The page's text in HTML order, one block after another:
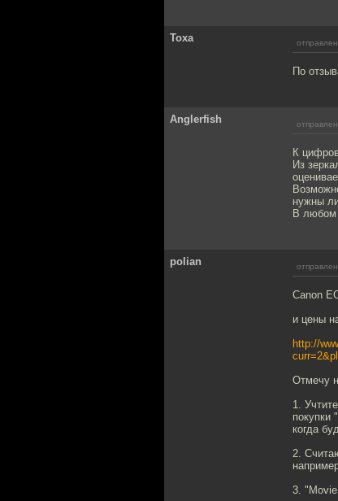
Toxa
По
Anglerfish
К
Из
нужны
В любом
polian
Canon
и цены
http://
Отмечу
1.
покупки
когда
2.
3.